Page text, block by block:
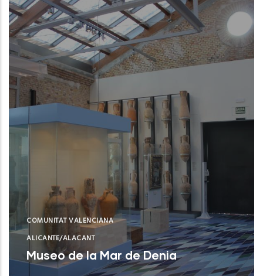
COMUNITAT VALENCIANA
ALICANTE/ALACANT
Museo de la Mar de Denia